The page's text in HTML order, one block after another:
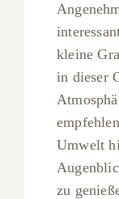
kleine
in dieser
Umwelt
zu